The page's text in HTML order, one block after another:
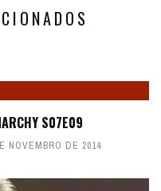
S07E09
NOVEMBRO DE 2014